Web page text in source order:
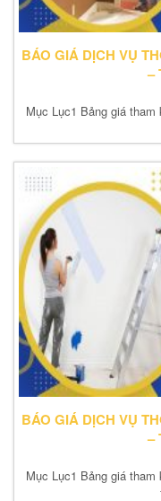
BÁO GIÁ DỊCH VỤ
–
Mục Lục1 Bảng giá
BÁO GIÁ DỊCH VỤ
–
Mục Lục1 Bảng giá